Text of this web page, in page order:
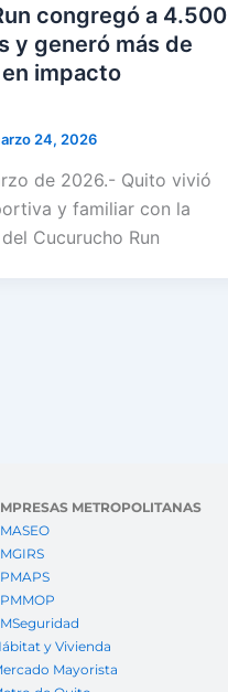
congregó a 4.500
y generó más de
impacto
24, 2026
de 2026.- Quito vivió
y familiar con la
Cucurucho Run
METROPOLITANAS
y Vivienda
Mayorista